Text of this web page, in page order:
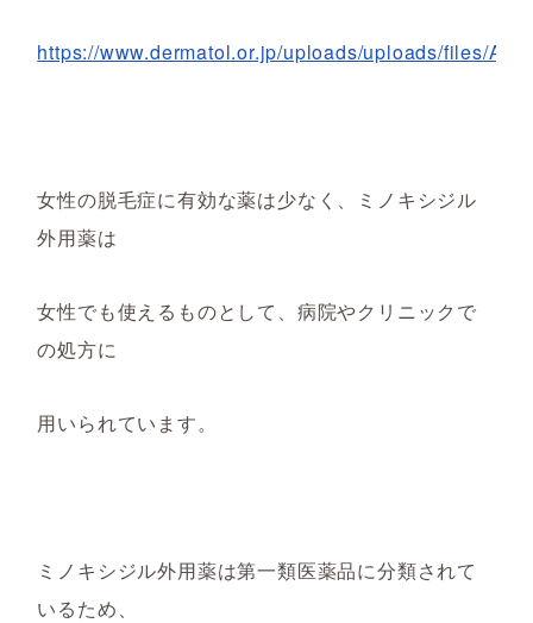
https://www.dermatol.or.jp/uploads/uploads/files/
女性の脱毛症に有効な薬は少なく、ミノキシジル
外用薬は
女性でも使えるものとして、病院やクリニックで
の処方に
用いられています。
ミノキシジル外用薬は第一類医薬品に分類されて
いるため、